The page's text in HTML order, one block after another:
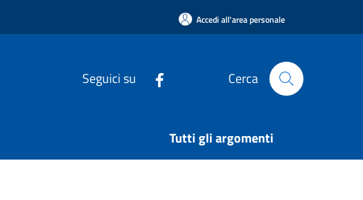
Accedi all'area personale
Seguici su Cerca
Tutti gli argomenti